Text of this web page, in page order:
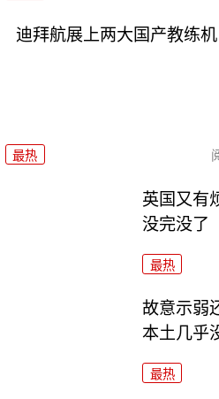
迪拜航展上两大国产教练
最热
英国又有
没完没了
最热
故意示弱
本土几乎
最热